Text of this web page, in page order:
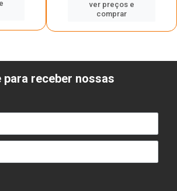
ver preços e
comprar
receber nossas